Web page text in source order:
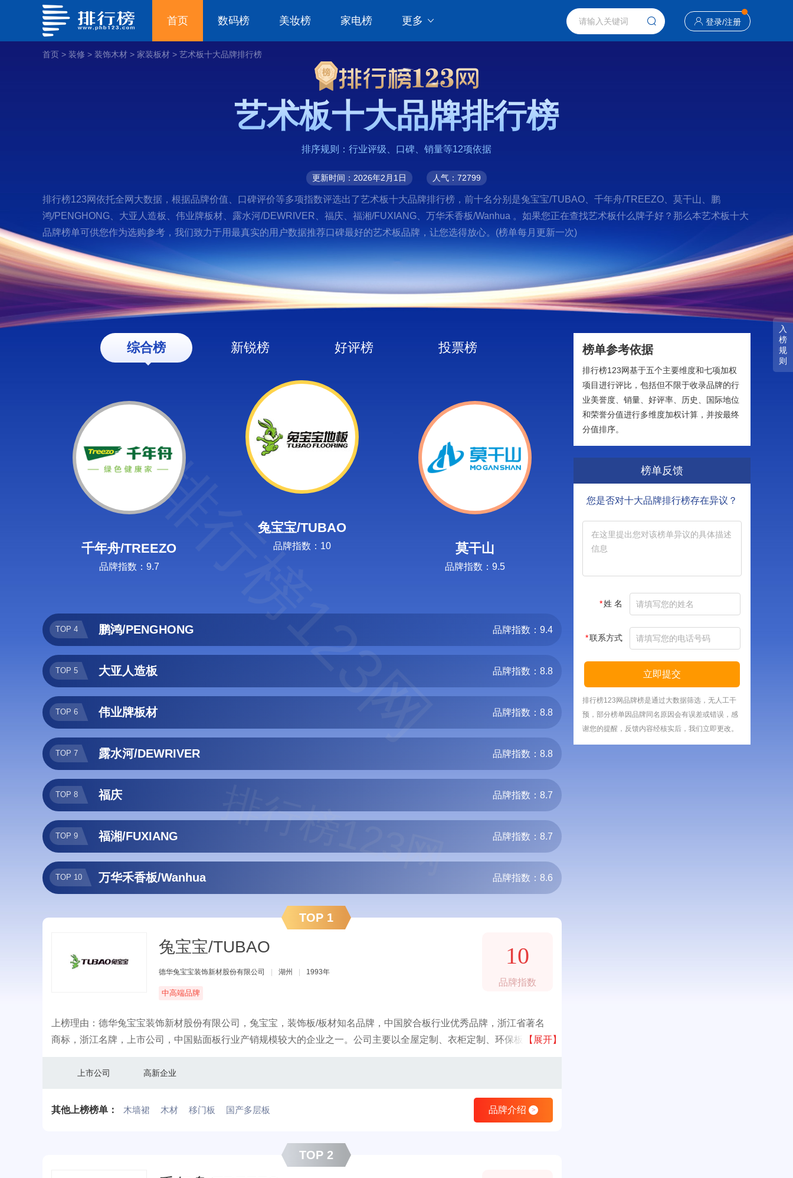
首页 数码榜 美妆榜 家电榜 更多 登录/注册
首页 > 装修 > 装饰木材 > 家装板材 > 艺术板十大品牌排行榜
入
榜
规
则
艺术板十大品牌排行榜
排序规则：行业评级、口碑、销量等12项依据
更新时间：2026年2月1日 人气：72799
排行榜123网依托全网大数据，根据品牌价值、口碑评价等多项指数评选出了艺术板十大品牌排行榜，前十名分别是兔宝宝/TUBAO、千年舟/TREEZO、莫干山、鹏
鸿/PENGHONG、大亚人造板、伟业牌板材、露水河/DEWRIVER、福庆、福湘/FUXIANG、万华禾香板/Wanhua 。如果您正在查找艺术板什么牌子好？那么本艺术板十大
品牌榜单可供您作为选购参考，我们致力于用最真实的用户数据推荐口碑最好的艺术板品牌，让您选得放心。(榜单每月更新一次)
综合榜 新锐榜 好评榜 投票榜
千年舟/TREEZO
品牌指数：9.7
兔宝宝/TUBAO
品牌指数：10 莫干山
品牌指数：9.5
TOP 4 鹏鸿/PENGHONG 品牌指数：9.4
TOP 5 大亚人造板 品牌指数：8.8
TOP 6 伟业牌板材 品牌指数：8.8
TOP 7 露水河/DEWRIVER 品牌指数：8.8
TOP 8 福庆 品牌指数：8.7
TOP 9 福湘/FUXIANG 品牌指数：8.7
TOP 10 万华禾香板/Wanhua 品牌指数：8.6
TOP 1
兔宝宝/TUBAO
德华兔宝宝装饰新材股份有限公司 湖州 1993年
中高端品牌
10
品牌指数
上榜理由：德华兔宝宝装饰新材股份有限公司，兔宝宝，装饰板/板材知名品牌，中国胶合板行业优秀品牌，浙江省著名
商标，浙江名牌，上市公司，中国贴面板行业产销规模较大的企业之一。公司主要以全屋定制、衣柜定制、环保板材、整
【展开】
上市公司 高新企业
其他上榜榜单： 木墙裙 木材 移门板 国产多层板 品牌介绍 >
TOP 2
排行榜123网
排行榜123网
榜单参考依据
排行榜123网基于五个主要维度和七项加权
项目进行评比，包括但不限于收录品牌的行
业美誉度、销量、好评率、历史、国际地位
和荣誉分值进行多维度加权计算，并按最终
分值排序。
榜单反馈
您是否对十大品牌排行榜存在异议？
*姓 名
*联系方式
立即提交
排行榜123网品牌榜是通过大数据筛选，无人工干
预，部分榜单因品牌同名原因会有误差或错误，感
谢您的提醒，反馈内容经核实后，我们立即更改。